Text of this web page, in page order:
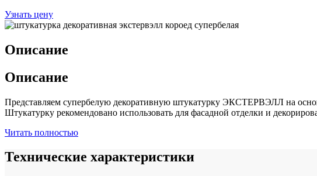
Узнать цену
Описание
Описание
Представляем супербелую декоративную штукатурку ЭКСТЕРВЭЛЛ на
Штукатурку рекомендовано использовать для фасадной отделки и
Читать полностью
Технические характеристики